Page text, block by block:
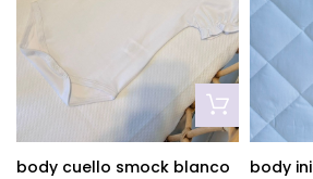
body cuello smock blanco